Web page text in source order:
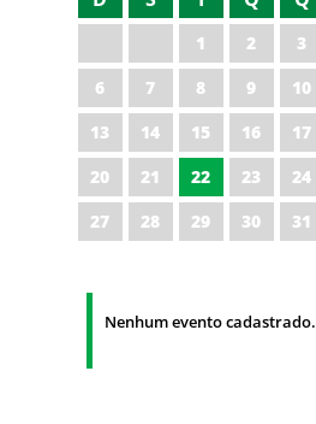
1 2 3
6
7 8 9 10
13
14 15 16 17
20
21 22 23 24
27
28 29 30 31
Nenhum evento cadastrado.